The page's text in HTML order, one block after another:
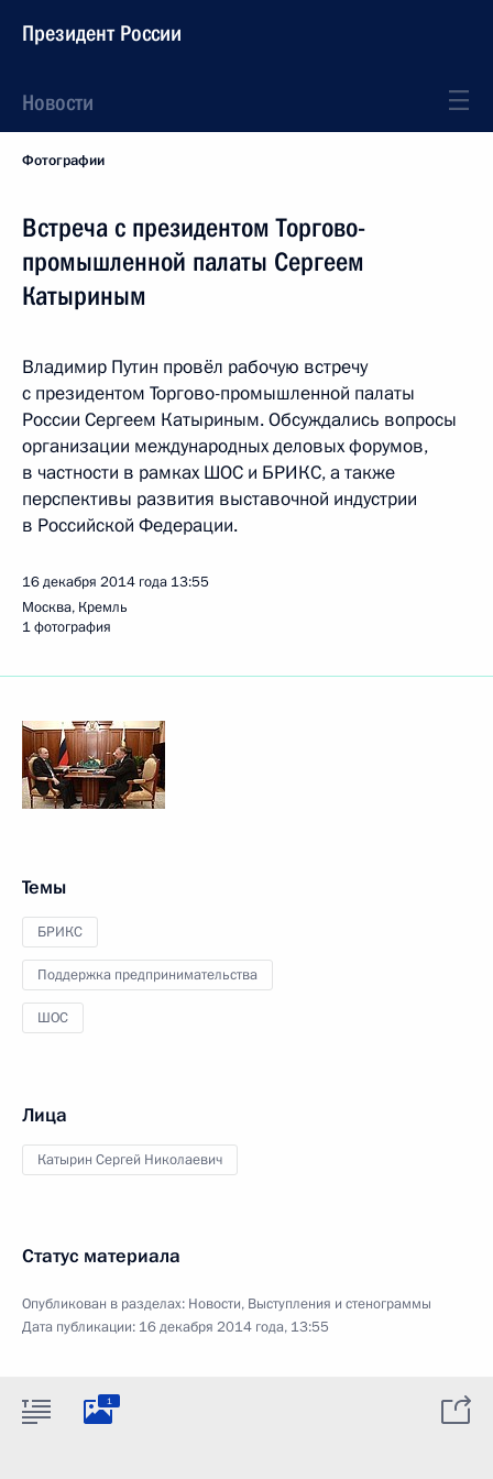
Президент России
Новости
Фотографии
Встреча с президентом Торгово-
промышленной палаты Сергеем
Катыриным
Владимир Путин провёл рабочую встречу
с президентом Торгово-промышленной палаты
России Сергеем Катыриным. Обсуждались вопросы
организации международных деловых форумов,
в частности в рамках ШОС и БРИКС, а также
перспективы развития выставочной индустрии
в Российской Федерации.
16 декабря 2014 года 13:55
Москва, Кремль
1 фотография
Темы
БРИКС
Поддержка предпринимательства
ШОС
Лица
Катырин Сергей Николаевич
Статус материала
Опубликован в разделах: Новости, Выступления и стенограммы
Дата публикации: 16 декабря 2014 года, 13:55
1